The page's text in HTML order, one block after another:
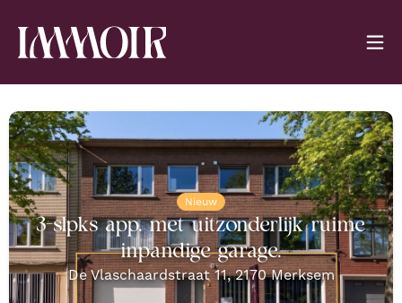
Nieuw
3-slpks app. met uitzonderlijk ruime
inpandige garage.
De Vlaschaardstraat 11,2170 Merksem